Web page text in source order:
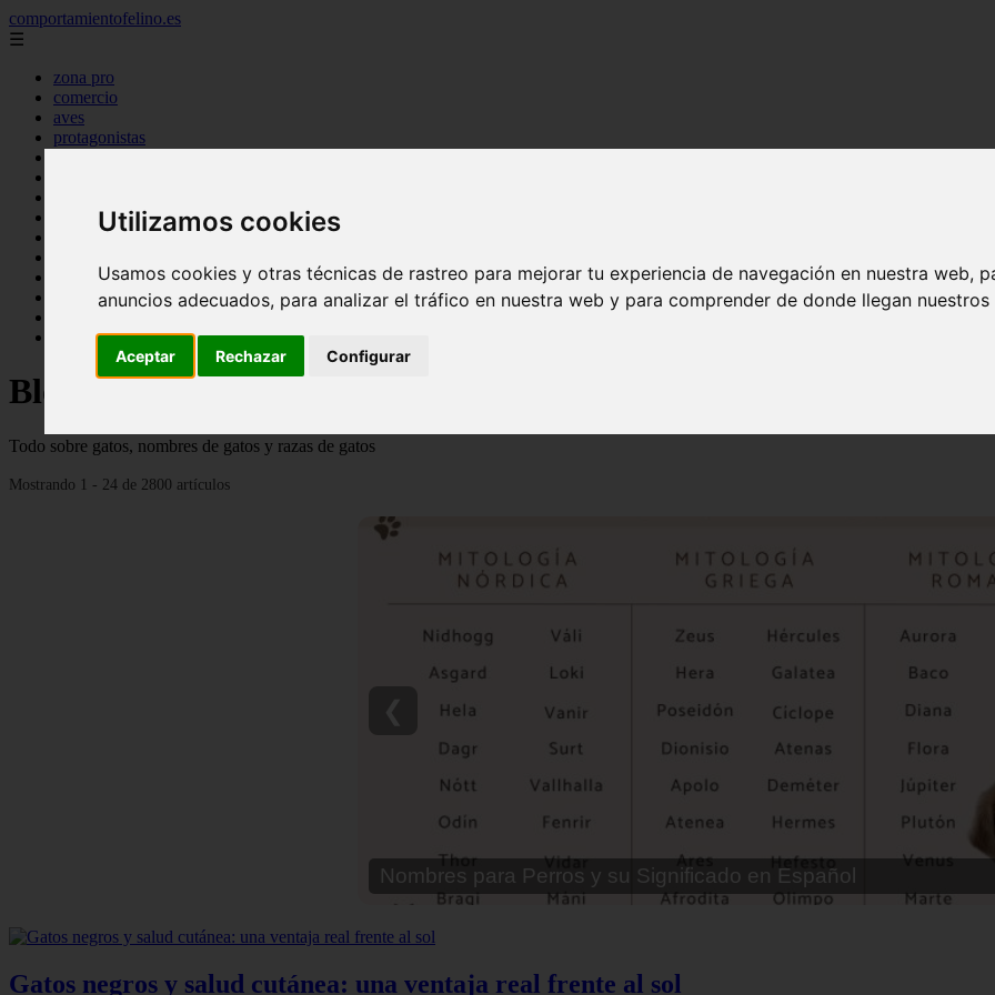
Utilizamos cookies
Usamos cookies y otras técnicas de rastreo para mejorar tu experiencia de navegación en nuestra web,
anuncios adecuados, para analizar el tráfico en nuestra web y para comprender de donde llegan
Aceptar Rechazar Configurar
comportamientofelino.es
☰
zona pro
comercio
aves
protagonistas
articulos
canal tv
novedades
tablon de anuncios
zona pro
Blog sobre gatos
Todo sobre gatos, nombres de gatos y razas de gatos
Mostrando 1 - 24 de 2800 artículos
Nombres para Perros Machos con Manchas Negras
Gatos negros y salud cutánea: una ventaja real frente al sol